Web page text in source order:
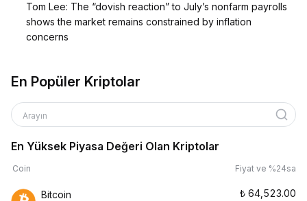
Tom Lee: The “dovish reaction” to July’s nonfarm payrolls
shows the market remains constrained by inflation
concerns
En Popüler Kriptolar
Arayın
En Yüksek Piyasa Değeri Olan Kriptolar
Coin Fiyat ve %24sa
Bitcoin ₺ 64,523.00